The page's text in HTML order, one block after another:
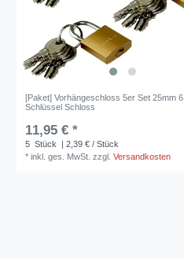
[Paket] Vorhängeschloss 5er Set 25mm 6
Schlüssel Schloss
11,95 € *
5 Stück
| 2,39 € / Stück
*inkl. ges. MwSt. zzgl.Versandkosten